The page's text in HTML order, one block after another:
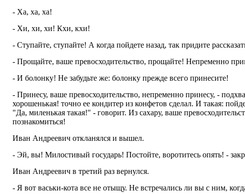
- Ха, ха, ха!
- Хи, хи, хи! Кхи, кхи!
- Ступайте, ступайте! А когда пойдете назад, так придите
- Прощайте, ваше превосходительство, прощайте! Непременно
- И болонку! Не забудьте же: болонку прежде всего принесите!
- Принесу, ваше превосходительство, непременно принесу, -
хорошенькая! точно ее кондитер из конфетов сделал. И такая:
"Да, миленькая такая!" - говорит. Из сахару, ваше
познакомиться!
Иван Андреевич откланялся и вышел.
- Эй, вы! Милостивый государь! Постойте, воротитесь опять! -
Иван Андреевич в третий раз вернулся.
- Я вот васьки-кота все не отыщу. Не встречались ли вы с ним,